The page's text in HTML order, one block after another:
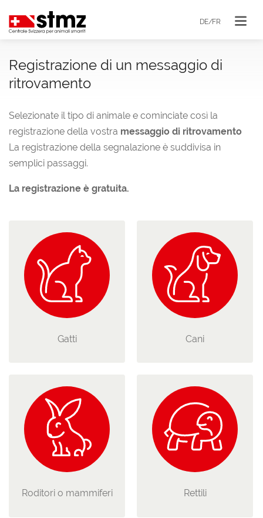
DE/FR
Registrazione di un messaggio di
ritrovamento
Selezionate il tipo di animale e cominciate così la
registrazione della vostra messaggio di ritrovamento
La registrazione della segnalazione è suddivisa in
semplici passaggi.
La registrazione è gratuita.
Gatti Cani
Roditori o mammiferi Rettili